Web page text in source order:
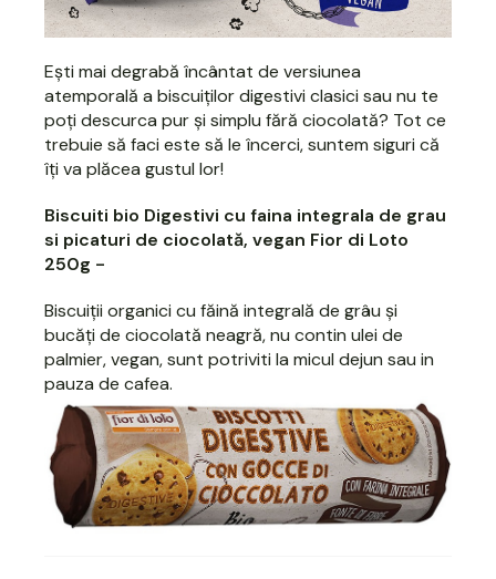
Ești mai degrabă încântat de versiunea
atemporală a biscuiților digestivi clasici sau nu te
poți descurca pur și simplu fără ciocolată? Tot ce
trebuie să faci este să le încerci, suntem siguri că
îți va plăcea gustul lor!
Biscuiti bio Digestivi cu faina integrala de grau
si picaturi de ciocolată, vegan Fior di Loto
250g -
Biscuiții organici cu făină integrală de grâu și
bucăți de ciocolată neagră, nu contin ulei de
palmier, vegan, sunt potriviti la micul dejun sau in
pauza de cafea.